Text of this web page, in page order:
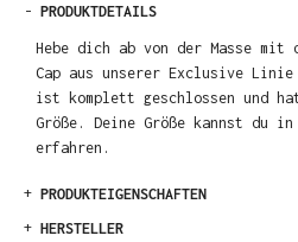
- PRODUKTDETAILS
Hebe dich ab von der Masse
Cap aus unserer Exclusive Linie
ist komplett geschlossen und
Größe. Deine Größe kannst du
erfahren.
+ PRODUKTEIGENSCHAFTEN
+ HERSTELLER